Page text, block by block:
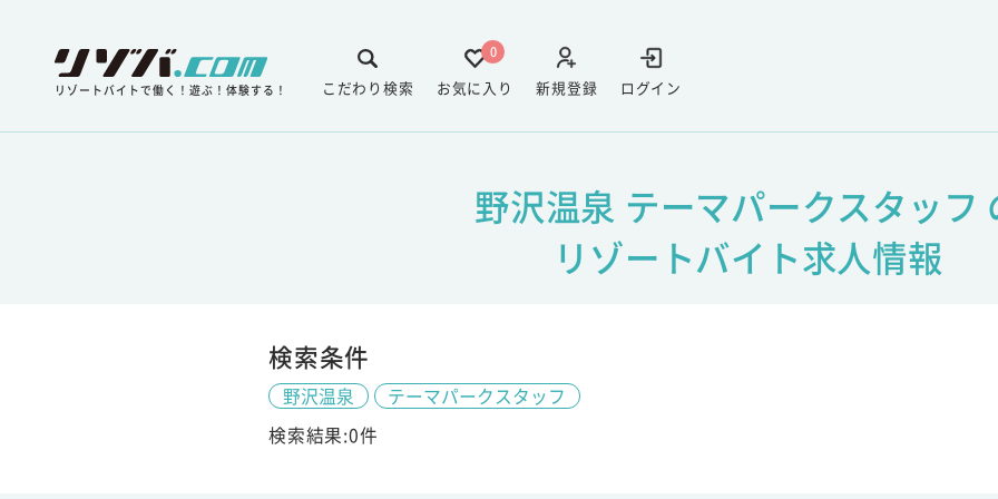
リゾートバイトで働く！遊ぶ！体験する！ ログイン
新規登録
0
お気に入り
こだわり検索
野沢温泉 テーマパークスタッフ
リゾートバイト求人情報
検索条件
野沢温泉
テーマパークスタッフ
検索結果:0件